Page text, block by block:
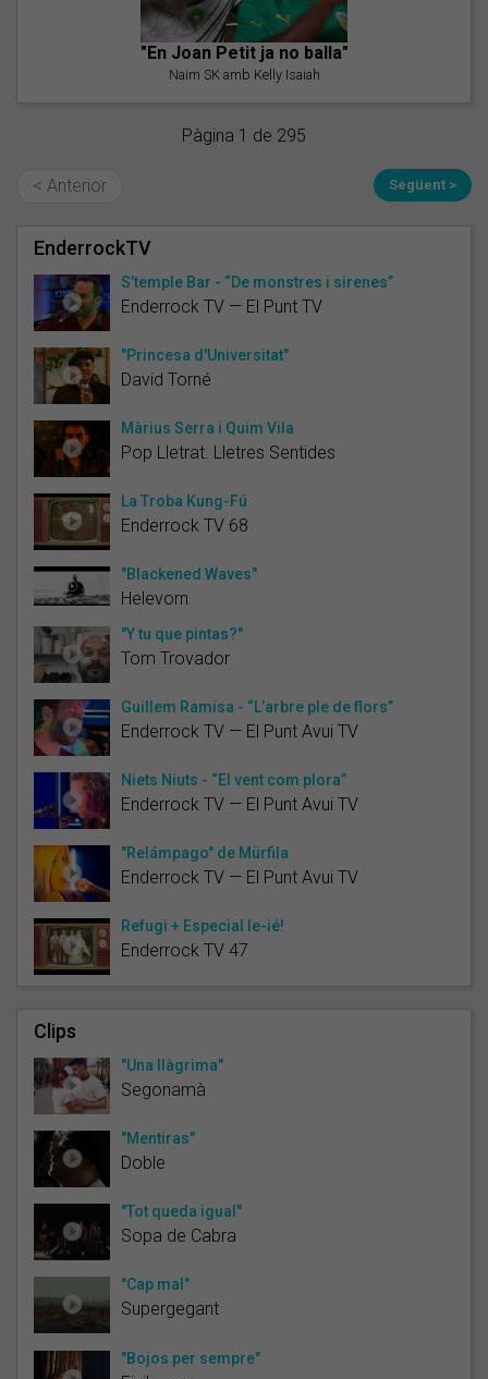
"En Joan Petit ja no balla"
Naim SK amb Kelly Isaiah
Pàgina 1 de 295
< Anterior Següent >
EnderrockTV
S’temple Bar - “De monstres i sirenes”
Enderrock TV — El Punt TV
"Princesa d'Universitat"
David Torné
Màrius Serra i Quim Vila
Pop Lletrat. Lletres Sentides
La Troba Kung-Fú
Enderrock TV 68
"Blackened Waves"
Helevorn
"Y tu que pintas?"
Tom Trovador
Guillem Ramisa - “L’arbre ple de flors”
Enderrock TV — El Punt Avui TV
Niets Niuts - “El vent com plora”
Enderrock TV — El Punt Avui TV
"Relámpago" de Mürfila
Enderrock TV — El Punt Avui TV
Refugi + Especial Ie-ié!
Enderrock TV 47
Clips
"Una llàgrima"
Segonamà
"Mentiras"
Doble
"Tot queda igual"
Sopa de Cabra
"Cap mal"
Supergegant
"Bojos per sempre"